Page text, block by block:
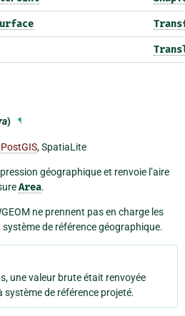
) ¶
PostGIS, SpatiaLite
géographique et renvoie l’aire
Area.
ne prennent pas en charge les
de référence géographique.
une valeur brute était renvoyée
système de référence projeté.